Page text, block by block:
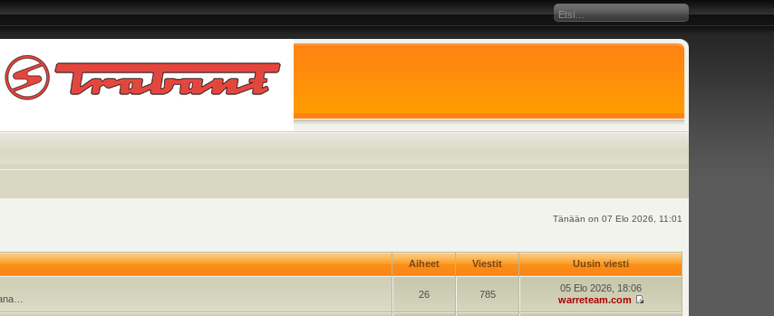
Tänään on 07 Elo 2026, 11:01
Aiheet Viestit Uusin viesti
26 785
05 Elo 2026, 18:06
warreteam.com